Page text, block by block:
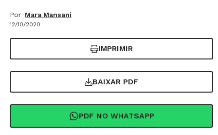
Por Mara Mansani
12/10/2020
IMPRIMIR
BAIXAR PDF
PDF NO WHATSAPP